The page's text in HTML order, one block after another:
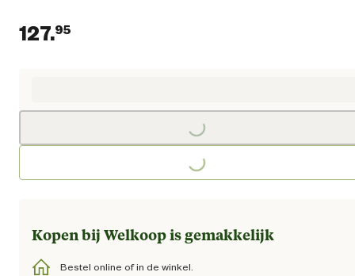
127.95
Loading...
Loading...
Kopen bij Welkoop is gemakkelijk
Bestel online of in de winkel.